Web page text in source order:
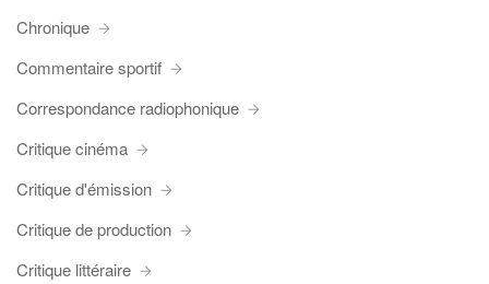
Chronique
Commentaire sportif
Correspondance radiophonique
Critique cinéma
Critique d'émission
Critique de production
Critique littéraire